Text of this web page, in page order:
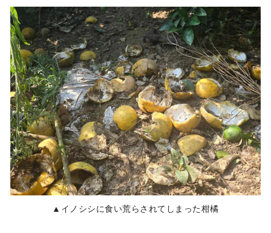
▲イノシシに食い荒らされてしまった柑橘